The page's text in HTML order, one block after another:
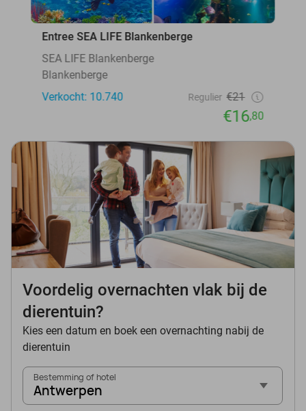
Entree SEA LIFE Blankenberge
SEA LIFE Blankenberge
Blankenberge
Verkocht: 10.740
Regulier €21
€16,80
Voordelig overnachten vlak bij de
dierentuin?
Kies een datum en boek een overnachting nabij de
dierentuin
Bestemming of hotel
Antwerpen